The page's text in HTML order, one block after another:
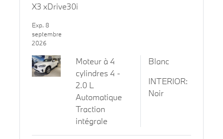
X3 xDrive30i
Exp. 8
septembre
2026
Moteur à 4
cylindres 4 -
2.0 L
Automatique
Traction
intégrale
Blanc
INTERIOR:
Noir